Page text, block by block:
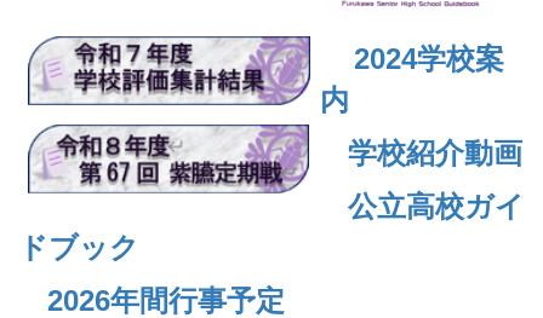
2024学校案
内
学校紹介動画
公立高校ガイ
ドブック
2026年間行事予定